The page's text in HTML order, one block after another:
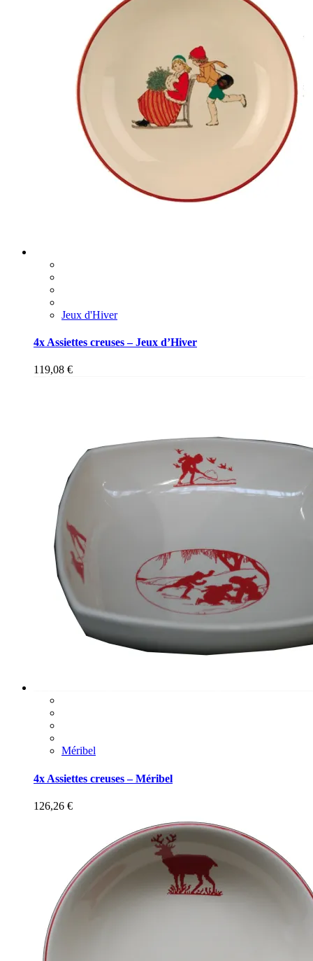
Jeux d'Hiver
4x Assiettes creuses – Jeux d’Hiver
119,08 €
Méribel
4x Assiettes creuses – Méribel
126,26 €